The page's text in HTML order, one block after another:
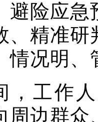
避险应
、精准
情况明、
，工作
周边群